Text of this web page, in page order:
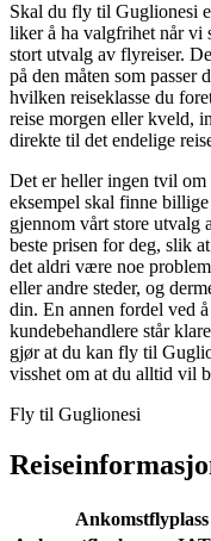
Skal du fly til Guglionesi
liker å ha valgfrihet når vi
stort utvalg av flyreiser.
på den måten som passer
hvilken reiseklasse du
reise morgen eller kveld,
direkte til det endelige
Det er heller ingen tvil om
eksempel skal finne
gjennom vårt store utvalg
beste prisen for deg, slik
det aldri være noe
eller andre steder, og
din. En annen fordel ved
kundebehandlere står
gjør at du kan fly til
visshet om at du alltid vil
Fly til Guglionesi
Ankomstflyplass